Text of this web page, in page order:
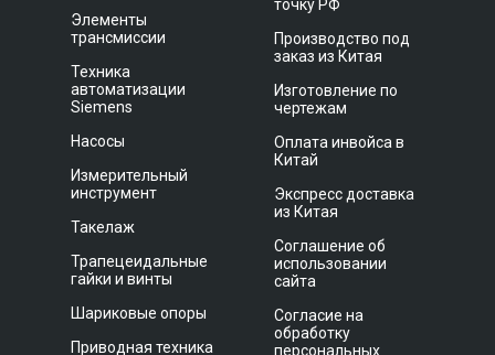
Элементы
трансмиссии
Техника
автоматизации
Siemens
Насосы
Измерительный
инструмент
Такелаж
Трапецеидальные
гайки и винты
Шариковые опоры
Приводная техника
точку РФ
Производство под
заказ из Китая
Изготовление по
чертежам
Оплата инвойса в
Китай
Экспресс доставка
из Китая
Соглашение об
использовании
сайта
Согласие на
обработку
персональных